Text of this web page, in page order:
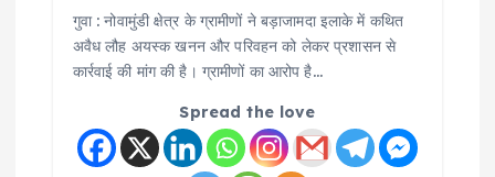
गुवा : नोवामुंडी क्षेत्र के ग्रामीणों ने बड़ाजामदा इलाके में कथित
अवैध लौह अयस्क खनन और परिवहन को लेकर प्रशासन से
कार्रवाई की मांग की है। ग्रामीणों का आरोप है…
Spread the love